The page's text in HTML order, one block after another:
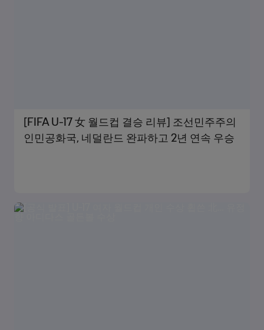
[FIFA U-17 女 월드컵 결승 리뷰] 조선민주주의
인민공화국, 네덜란드 완파하고 2년 연속 우승